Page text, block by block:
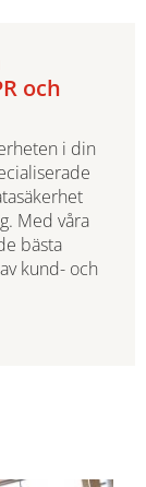
och
i din
Med våra
bästa
kund- och